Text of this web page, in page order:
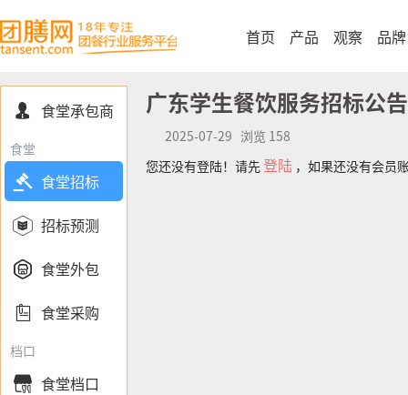
首页 产品 观察 品牌
 食堂承包商
食堂
 食堂招标
 招标预测
 食堂外包
 食堂采购
档口
 食堂档口
广东学生餐饮服务招标公告
2025-07-29 浏览 158
您还没有登陆！请先 登陆 ，如果还没有会员